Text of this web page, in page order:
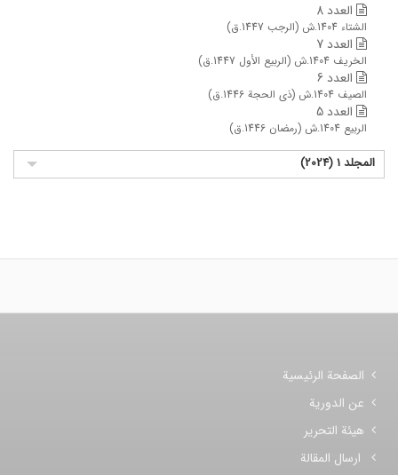
العدد 8
الشتاء 1404.ش (الرجب 1447.ق)
العدد 7
الخریف 1404.ش (الربیع الأول 1447.ق)
العدد 6
الصیف 1404.ش (ذی الحجة 1446.ق)
العدد 5
الربیع 1404.ش (رمضان 1446.ق)
المجلد 1 (2024)
الصفحة الرئيسية
عن الدورية
هيئة التحرير
ارسال المقالة